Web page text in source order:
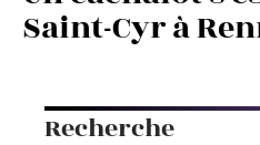
Saint-Cyr à
Recherche